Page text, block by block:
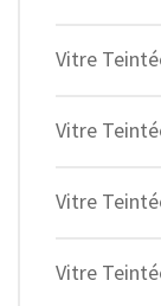
Vitre
Vitre
Vitre
Vitre